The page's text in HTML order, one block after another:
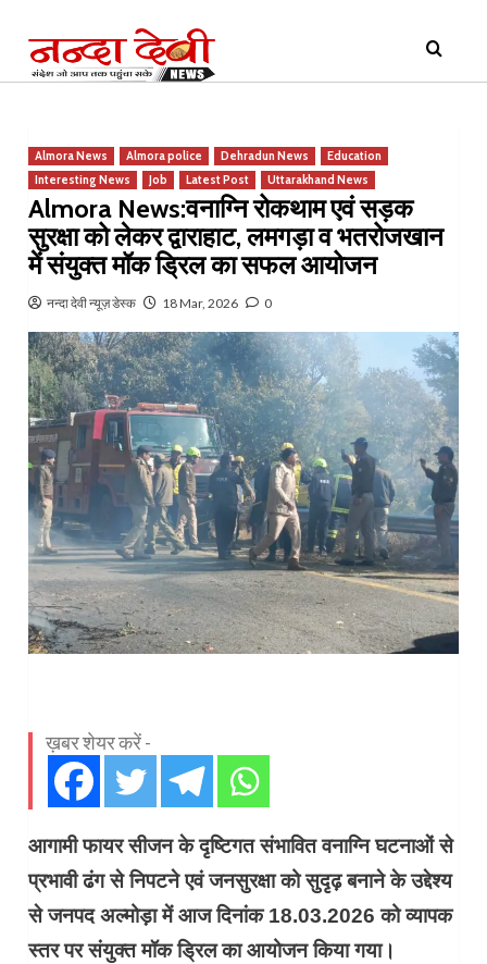
content
Menu
Almora News Almora police Dehradun News
Education
Interesting News
Job Latest Post Uttarakhand News
Almora News:वनाग्नि रोकथाम एवं सड़क
सुरक्षा को लेकर द्वाराहाट, लमगड़ा व भतरोजखान
में संयुक्त मॉक ड्रिल का सफल आयोजन
नन्दा देवी न्यूज़ डेस्क 18 Mar, 2026 0
ख़बर शेयर करें -
आगामी फायर सीजन के दृष्टिगत संभावित वनाग्नि घटनाओं से
प्रभावी ढंग से निपटने एवं जनसुरक्षा को सुदृढ़ बनाने के उद्देश्य
से जनपद अल्मोड़ा में आज दिनांक 18.03.2026 को व्यापक
स्तर पर संयुक्त मॉक ड्रिल का आयोजन किया गया।